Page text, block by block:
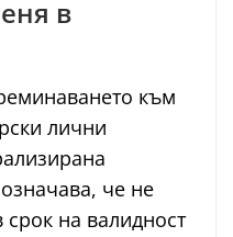
в
към
лични
че не
на валидност